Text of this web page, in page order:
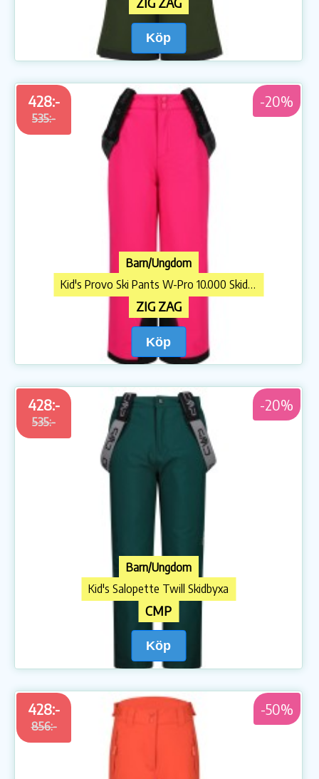
Köp
428:-
535:-
-20%
Barn/Ungdom
Kid's Provo Ski Pants W-Pro 10.000 Skidbyxa
ZIG ZAG
Köp
428:-
535:-
-20%
Barn/Ungdom
Kid's Salopette Twill Skidbyxa
CMP
Köp
428:-
856:-
-50%